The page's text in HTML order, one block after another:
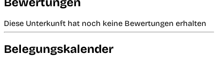
Diese Unterkunft hat noch keine Bewertungen erhalten
Belegungskalender